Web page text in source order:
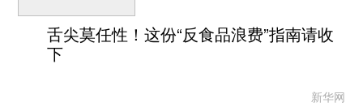
舌尖莫任性！这份“反食品浪费”指南请收
下
新华网